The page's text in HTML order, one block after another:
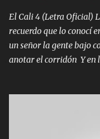
El Cali 4 (Letra Oficial)
recuerdo que lo conocí
un señor la gente bajo
anotar el corridón Y en